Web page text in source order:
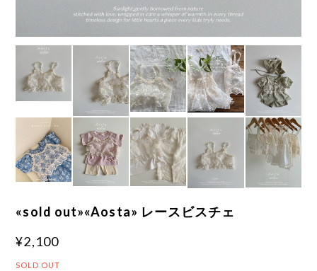
«sold out»«Aosta» レースビスチェ
¥2,100
SOLD OUT